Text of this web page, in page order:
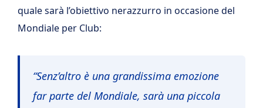
quale sarà l’obiettivo nerazzurro in occasione del
Mondiale per Club:
“Senz’altro è una grandissima emozione
far parte del Mondiale, sarà una piccola